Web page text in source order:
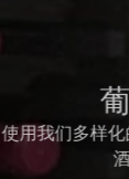
使用我们多样